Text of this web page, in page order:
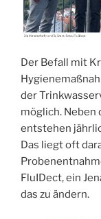
Der Befall mit
der
möglich. Neben
entstehen
Das liegt oft
FluIDect, ein
das zu ändern.